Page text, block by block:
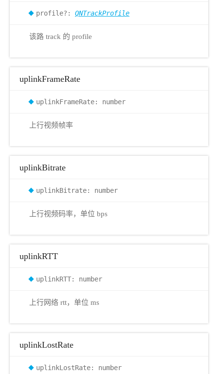
profile?: QNTrackProfile
该路 track 的 profile
uplinkFrameRate
uplinkFrameRate: number
上行视频帧率
uplinkBitrate
uplinkBitrate: number
上行视频码率，单位 bps
uplinkRTT
uplinkRTT: number
上行网络 rtt，单位 ms
uplinkLostRate
uplinkLostRate: number